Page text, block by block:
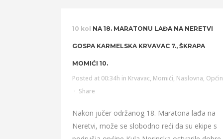
10 kol NA 18. MARATONU LAĐA NA NERETVI
GOSPA KARMELSKA KRVAVAC 7., ŠKRAPA
MOMIĆI 10.
Posted at 00:34h in Krvavac, Momići, Naslovna,
Share
Nakon jučer održanog 18. Maratona lađa na
Neretvi, može se slobodno reći da su ekipe s